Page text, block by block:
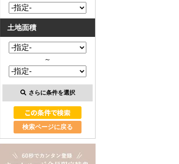
土地面積
～
さらに条件を選択
検索ページに戻る